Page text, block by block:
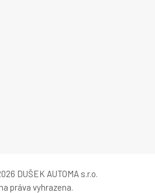
DUŠEK AUTOMA s.r.o.
práva vyhrazena.